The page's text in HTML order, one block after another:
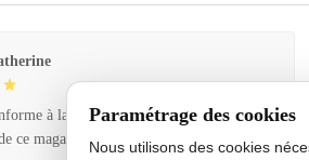
à la description et livraison rapide. Je
ce magasin !
Paramétrage des cookies
Nous utilisons des cookies